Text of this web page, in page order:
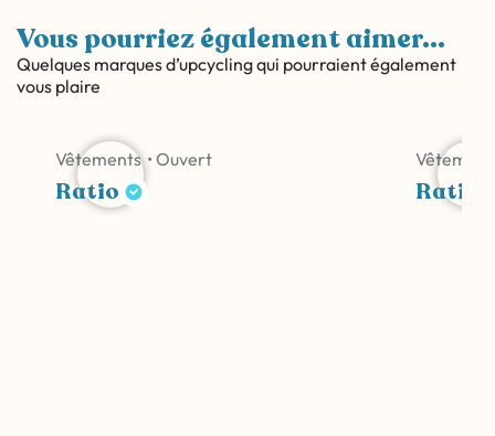
Vous pourriez également aimer...
Quelques marques d’upcycling qui pourraient également
vous plaire
Vêtements • Ouvert
Ratio Ratio